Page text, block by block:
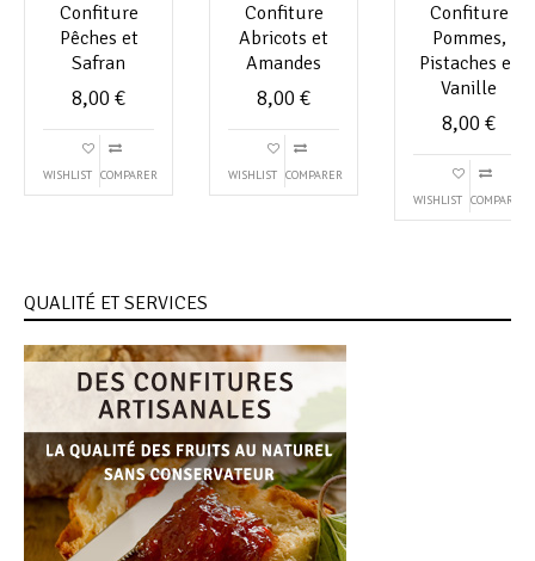
Confiture
Pêches et
Safran
8,00 €
WISHLIST COMPARER
Confiture
Abricots et
Amandes
8,00 €
WISHLIST COMPARER
Confiture
Pommes,
Pistaches et
Vanille
8,00 €
WISHLIST COMPARER
QUALITÉ ET SERVICES